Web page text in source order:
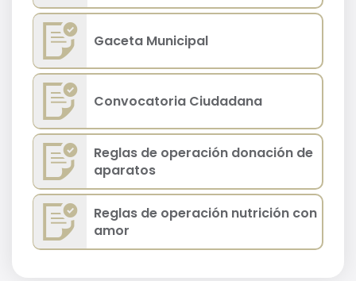
Gaceta Municipal
Convocatoria Ciudadana
Reglas de operación donación de
aparatos
Reglas de operación nutrición con
amor